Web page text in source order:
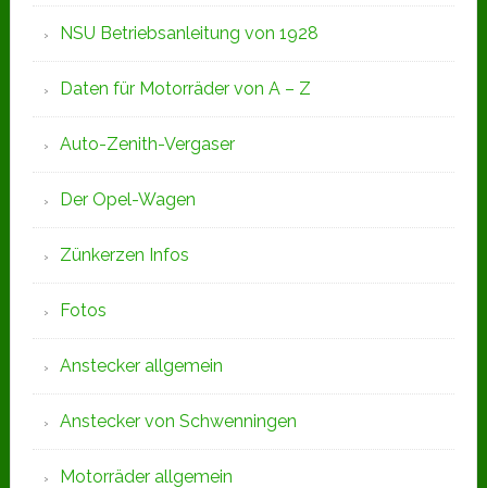
NSU Betriebsanleitung von 1928
Daten für Motorräder von A – Z
Auto-Zenith-Vergaser
Der Opel-Wagen
Zünkerzen Infos
Fotos
Anstecker allgemein
Anstecker von Schwenningen
Motorräder allgemein